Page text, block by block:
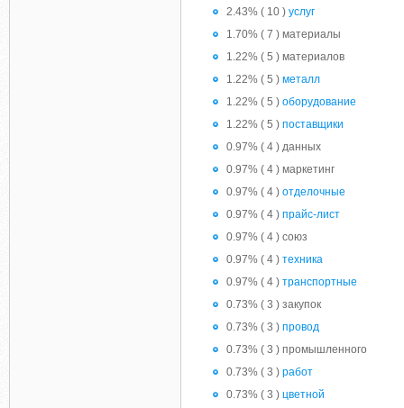
2.43% ( 10 ) услуг
1.70% ( 7 ) материалы
1.22% ( 5 ) материалов
1.22% ( 5 ) металл
1.22% ( 5 ) оборудование
1.22% ( 5 ) поставщики
0.97% ( 4 ) данных
0.97% ( 4 ) маркетинг
0.97% ( 4 ) отделочные
0.97% ( 4 ) прайс-лист
0.97% ( 4 ) союз
0.97% ( 4 ) техника
0.97% ( 4 ) транспортные
0.73% ( 3 ) закупок
0.73% ( 3 ) провод
0.73% ( 3 ) промышленного
0.73% ( 3 ) работ
0.73% ( 3 ) цветной